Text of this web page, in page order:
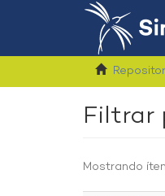
Filtrar
Mostrando